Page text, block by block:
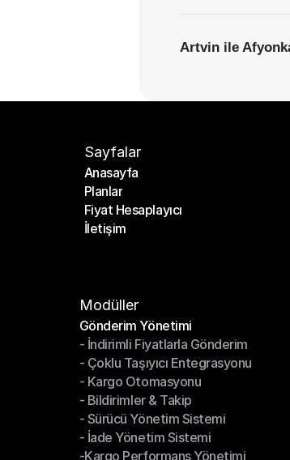
Artvin ile
Sayfalar
Anasayfa
Anasayfa
Planlar
Planlar
Fiyat Hesaplayıcı
Fiyat Hesaplayıcı
İletişim
Modüller
Gönderim Yönetimi
Gönderim Yönetimi
- İndirimli Fiyatlarla Gönderim
- İndirimli Fiyatlarla Gönderim
- Çoklu Taşıyıcı Entegrasyonu
- Çoklu Taşıyıcı Entegrasyonu
- Kargo Otomasyonu
- Kargo Otomasyonu
- Bildirimler & Takip
- Bildirimler & Takip
- Sürücü Yönetim Sistemi
- Sürücü Yönetim Sistemi
- İade Yönetim Sistemi
- İade Yönetim Sistemi
-Kargo Performans Yönetimi